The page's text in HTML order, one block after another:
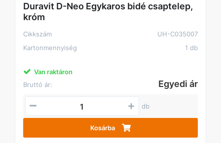
Duravit D-Neo Egykaros bidé csaptelep,
króm
Cikkszám
UH-C035007
Kartonmennyiség
1 db
Van raktáron
Bruttó ár:
Egyedi ár
db
Kosárba